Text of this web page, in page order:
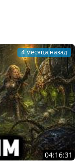
4 месяца назад
04:16:31